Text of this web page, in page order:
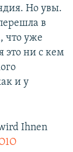
Но увы.
в
что уже
это ни с кем
и у
Ihnen